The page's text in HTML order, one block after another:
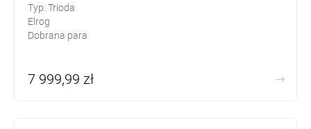
Typ: Trioda
Elrog
Dobrana para
7 999,99 zł